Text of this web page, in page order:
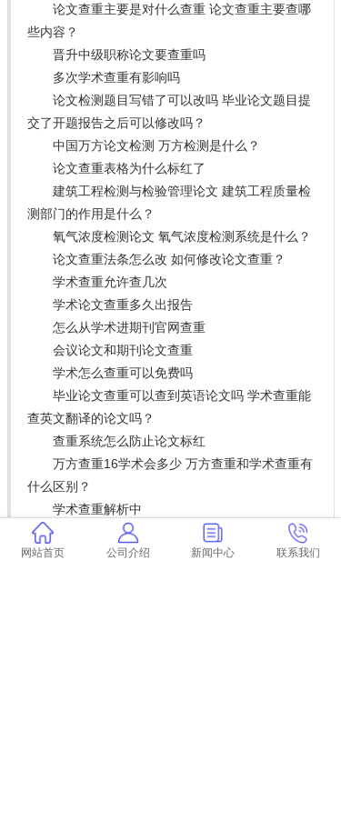
论文查重主要是对什么查重 论文查重主要查哪
些内容？
晋升中级职称论文要查重吗
多次学术查重有影响吗
论文检测题目写错了可以改吗 毕业论文题目提
交了开题报告之后可以修改吗？
中国万方论文检测 万方检测是什么？
论文查重表格为什么标红了
建筑工程检测与检验管理论文 建筑工程质量检
测部门的作用是什么？
氧气浓度检测论文 氧气浓度检测系统是什么？
论文查重法条怎么改 如何修改论文查重？
学术查重允许查几次
学术论文查重多久出报告
怎么从学术进期刊官网查重
会议论文和期刊论文查重
学术怎么查重可以免费吗
毕业论文查重可以查到英语论文吗 学术查重能
查英文翻译的论文吗？
查重系统怎么防止论文标红
万方查重16学术会多少 万方查重和学术查重有
什么区别？
学术查重解析中
论文查重范围只是在本校吗
查重论文引用的部分 论文引用文献会查重吗？
网站首页 公司介绍 新闻中心 联系我们